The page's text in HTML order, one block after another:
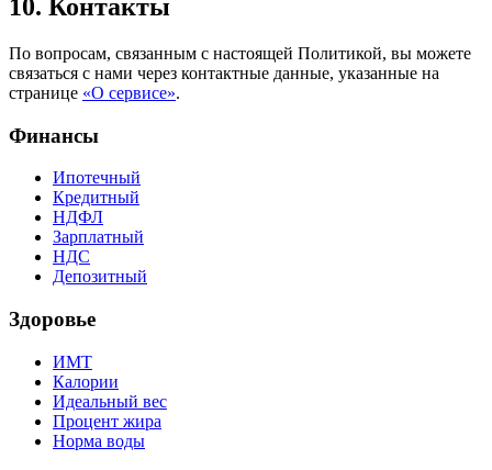
10. Контакты
По вопросам, связанным с настоящей Политикой, вы можете
связаться с нами через контактные данные, указанные на
странице «О сервисе».
Финансы
Ипотечный
Кредитный
НДФЛ
Зарплатный
НДС
Депозитный
Здоровье
ИМТ
Калории
Идеальный вес
Процент жира
Норма воды